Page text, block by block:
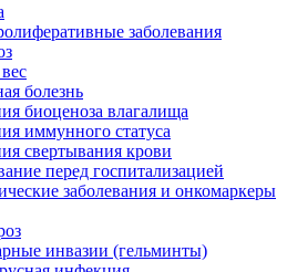
заболевания
болезнь
биоценоза влагалища
иммунного статуса
свертывания крови
перед госпитализацией
заболевания и онкомаркеры
инвазии (гельминты)